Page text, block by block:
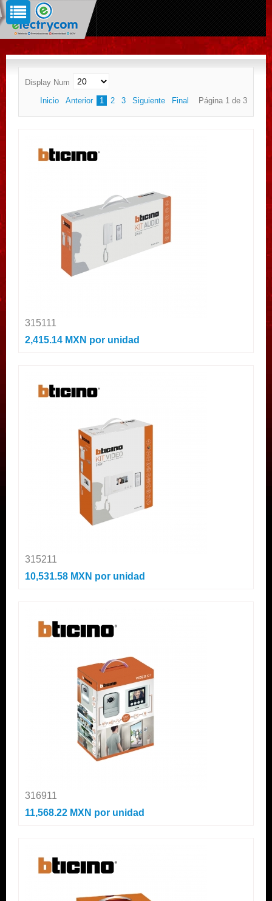
Display Num
Inicio
Anterior 1 2 3 Siguiente Final Página 1 de 3
315111
2,415.14 MXN por unidad
315211
10,531.58 MXN por unidad
316911
11,568.22 MXN por unidad